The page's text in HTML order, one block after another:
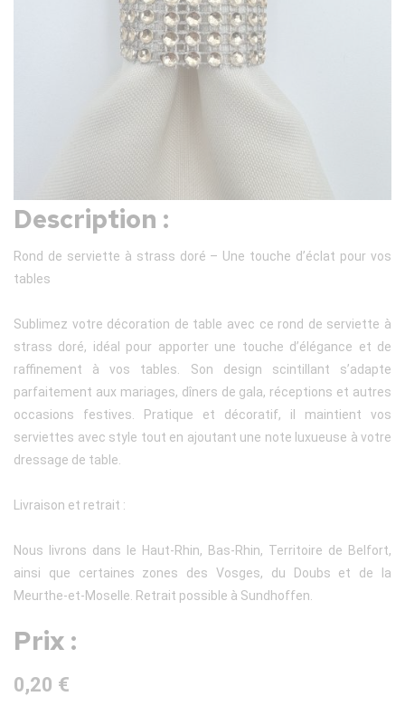
Description :
Rond de serviette à strass doré – Une touche d’éclat pour vos
tables
Sublimez votre décoration de table avec ce rond de serviette à
strass doré, idéal pour apporter une touche d’élégance et de
raffinement à vos tables. Son design scintillant s’adapte
parfaitement aux mariages, dîners de gala, réceptions et autres
occasions festives. Pratique et décoratif, il maintient vos
serviettes avec style tout en ajoutant une note luxueuse à votre
dressage de table.
Livraison et retrait :
Nous livrons dans le Haut-Rhin, Bas-Rhin, Territoire de Belfort,
ainsi que certaines zones des Vosges, du Doubs et de la
Meurthe-et-Moselle. Retrait possible à Sundhoffen.
Prix :
0,20 €